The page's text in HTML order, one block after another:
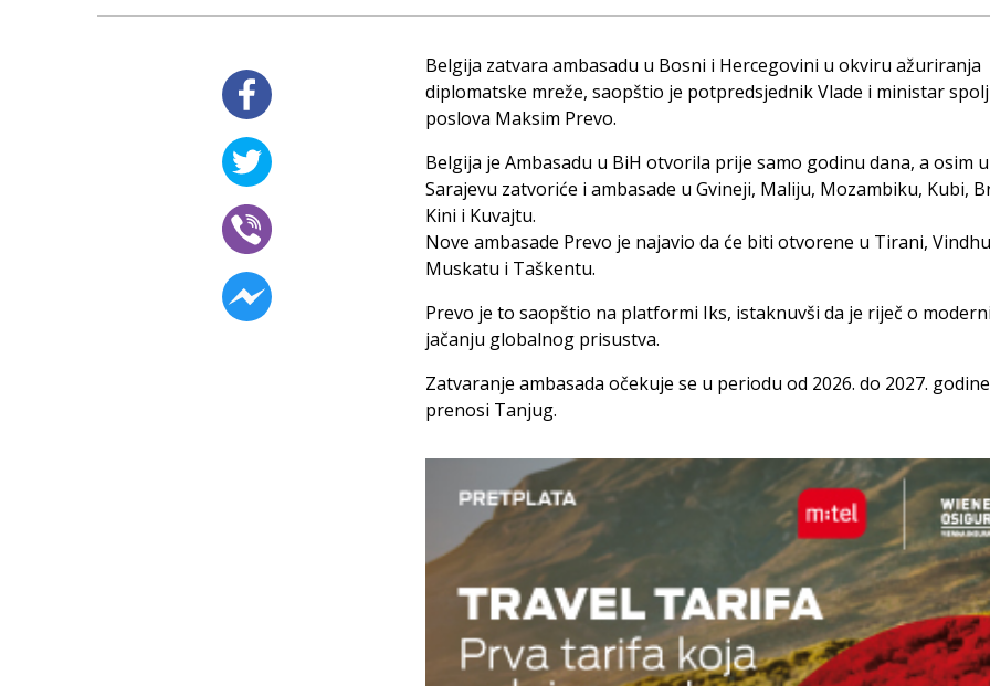
Belgija zatvara ambasadu u Bosni i Hercegovini u okviru ažuriranja
diplomatske mreže, saopštio je potpredsjednik Vlade i ministar
poslova Maksim Prevo.
Belgija je Ambasadu u BiH otvorila prije samo godinu dana, a osim u
Sarajevu zatvoriće i ambasade u Gvineji, Maliju, Mozambiku, Kubi,
Kini i Kuvajtu.
Nove ambasade Prevo je najavio da će biti otvorene u Tirani,
Muskatu i Taškentu.
Prevo je to saopštio na platformi Iks, istaknuvši da je riječ o
jačanju globalnog prisustva.
Zatvaranje ambasada očekuje se u periodu od 2026. do 2027.
prenosi Tanjug.